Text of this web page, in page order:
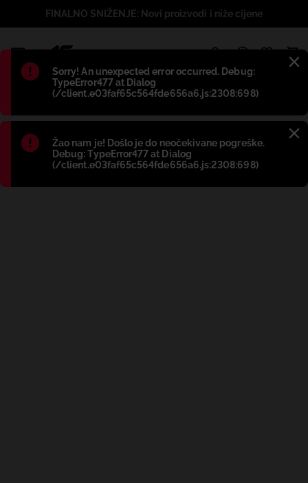
Błąd:
Sorry! An unexpected error occurred. Debug:
TypeError477 at Dialog
(/client.e03faf65c564fde656a6.js:2308:698)
Błąd:
Žao nam je! Došlo je do neočekivane pogreške.
Debug: TypeError477 at Dialog
(/client.e03faf65c564fde656a6.js:2308:698)
FINALNO SNIŽENJE: Novi proizvodi i niže cijene